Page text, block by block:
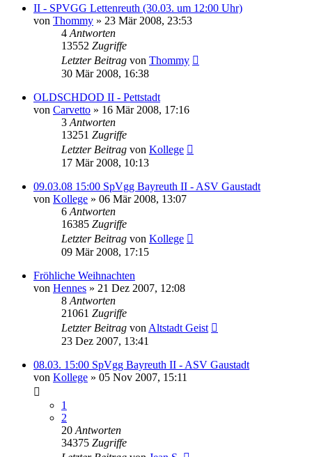
II - SPVGG Lettenreuth (30.03. um 12:00 Uhr)
von Thommy » 23 Mär 2008, 23:53
4 Antworten
13552 Zugriffe
Letzter Beitrag von Thommy
30 Mär 2008, 16:38
OLDSCHDOD II - Pettstadt
von Carvetto » 16 Mär 2008, 17:16
3 Antworten
13251 Zugriffe
Letzter Beitrag von Kollege
17 Mär 2008, 10:13
09.03.08 15:00 SpVgg Bayreuth II - ASV Gaustadt
von Kollege » 06 Mär 2008, 13:07
6 Antworten
16385 Zugriffe
Letzter Beitrag von Kollege
09 Mär 2008, 17:15
Fröhliche Weihnachten
von Hennes » 21 Dez 2007, 12:08
8 Antworten
21061 Zugriffe
Letzter Beitrag von Altstadt Geist
23 Dez 2007, 13:41
08.03. 15:00 SpVgg Bayreuth II - ASV Gaustadt
von Kollege » 05 Nov 2007, 15:11
1
2
20 Antworten
34375 Zugriffe